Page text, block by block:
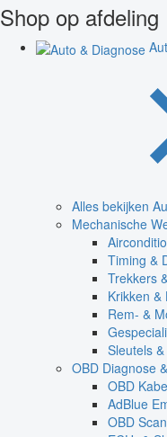
Shop op afdeling
Alles bekijken
Mechanische
Timing &
Trekkers
Krikken &
Rem- &
Sleutels
OBD Diagnose
OBD
AdBlue
OBD